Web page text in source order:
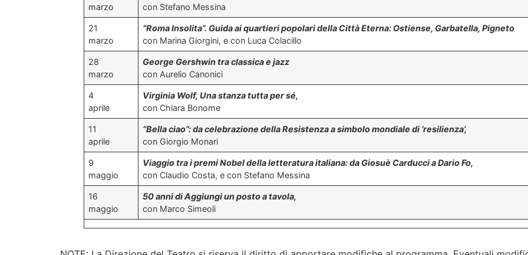
marzo
con Stefano Messina
21
marzo
“Roma Insolita”. Guida ai quartieri popolari della Città Eterna: Ostiense, Garbatella, Pigneto
con Marina Giorgini, e con Luca Colacillo
28
marzo
George Gershwin tra classica e jazz
con Aurelio Canonici
4
aprile
Virginia Wolf, Una stanza tutta per sé,
con Chiara Bonome
11
aprile
“Bella ciao”: da celebrazione della Resistenza a simbolo mondiale di ‘resilienza’,
con Giorgio Monari
9
maggio
Viaggio tra i premi Nobel della letteratura italiana: da Giosuè Carducci a Dario Fo,
con Claudio Costa, e con Stefano Messina
16
maggio
50 anni di Aggiungi un posto a tavola,
con Marco Simeoli